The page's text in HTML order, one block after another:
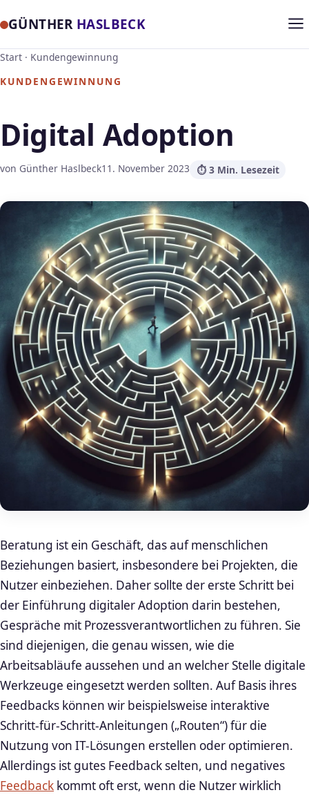
GÜNTHER HASLBECK
Start · Kundengewinnung
KUNDENGEWINNUNG
Digital Adoption
von Günther Haslbeck11. November 2023 ⏱ 3 Min. Lesezeit
Beratung ist ein Geschäft, das auf menschlichen
Beziehungen basiert, insbesondere bei Projekten, die
Nutzer einbeziehen. Daher sollte der erste Schritt bei
der Einführung digitaler Adoption darin bestehen,
Gespräche mit Prozessverantwortlichen zu führen. Sie
sind diejenigen, die genau wissen, wie die
Arbeitsabläufe aussehen und an welcher Stelle digitale
Werkzeuge eingesetzt werden sollten. Auf Basis ihres
Feedbacks können wir beispielsweise interaktive
Schritt-für-Schritt-Anleitungen („Routen“) für die
Nutzung von IT-Lösungen erstellen oder optimieren.
Allerdings ist gutes Feedback selten, und negatives
Feedback kommt oft erst, wenn die Nutzer wirklich